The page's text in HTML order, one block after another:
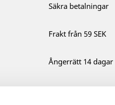
Säkra betalningar
Frakt från 59 SEK
Ångerrätt 14 dagar